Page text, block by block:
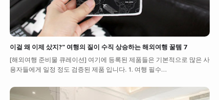
이걸 왜 이제 샀지?" 여행의 질이 수직 상승하는 해외여행 꿀템 7
[해외여행 준비물 큐레이션] 여기에 등록된 제품들은 기본적으로 많은 사
용자들에게 일정 정도 검증된 제품 입니다. 1. 여행 필수…